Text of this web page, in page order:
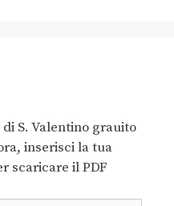
S. Valentino grauito
inserisci la tua
scaricare il PDF